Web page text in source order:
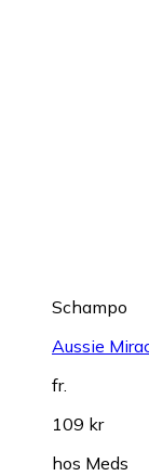
Schampo
Aussie
fr.
109 kr
hos Meds